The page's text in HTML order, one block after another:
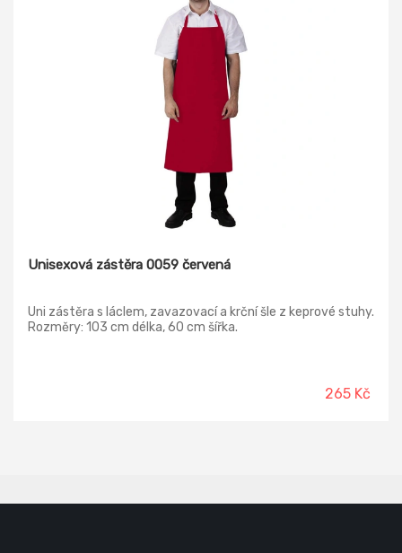
Unisexová zástěra 0059 červená
Uni zástěra s láclem, zavazovací a krční šle z keprové stuhy.
Rozměry: 103 cm délka, 60 cm šířka.
265 Kč